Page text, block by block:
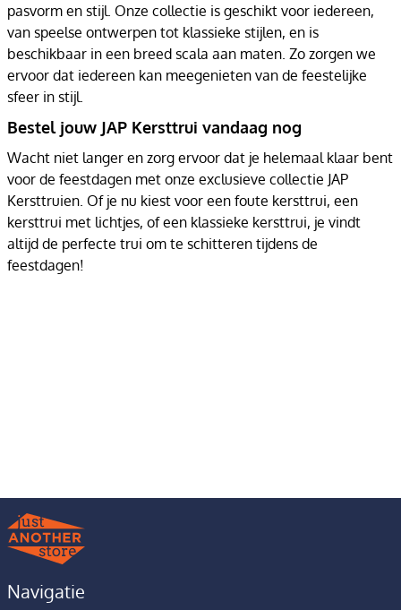
pasvorm en stijl. Onze collectie is geschikt voor iedereen,
van speelse ontwerpen tot klassieke stijlen, en is
beschikbaar in een breed scala aan maten. Zo zorgen we
ervoor dat iedereen kan meegenieten van de feestelijke
sfeer in stijl.
Bestel jouw JAP Kersttrui vandaag nog
Wacht niet langer en zorg ervoor dat je helemaal klaar bent
voor de feestdagen met onze exclusieve collectie JAP
Kersttruien. Of je nu kiest voor een foute kersttrui, een
kersttrui met lichtjes, of een klassieke kersttrui, je vindt
altijd de perfecte trui om te schitteren tijdens de
feestdagen!
Navigatie